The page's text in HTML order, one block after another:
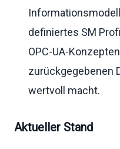
definiertes SM
OPC-UA-
zurückgegebenen
wertvoll macht.
Aktueller Stand